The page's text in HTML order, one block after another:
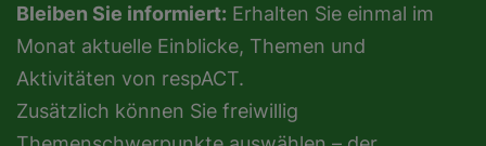
Bleiben Sie informiert: Erhalten Sie einmal im
Monat aktuelle Einblicke, Themen und
Aktivitäten von respACT.
Zusätzlich können Sie freiwillig